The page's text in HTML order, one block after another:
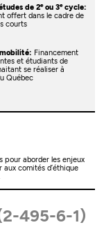
de 2eou 3ecycle:
offert dans le cadre de
courts
mobilité: Financement
et étudiants de
se réaliser à
Québec
pour aborder les enjeux
comités d’éthique
495-6-1)